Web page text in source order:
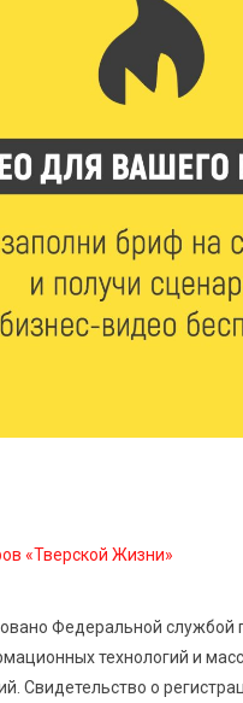
без риска: на что обратить
— советы Роскачества
2026 10:21 336
Королев рассказал о
Верхневолжья
чемпионов» провели на
Дома культуры
2026 23:02 404
области стартовала
ГИБДД напомнили
«Тверской Жизни»
Федеральной службой
технологий и
Свидетельство о